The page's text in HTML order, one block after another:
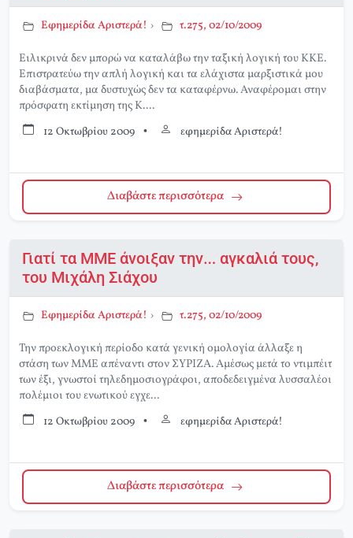
Εφημερίδα Αριστερά! › τ.275, 02/10/2009
Ειλικρινά δεν μπορώ να καταλάβω την ταξική λογική του ΚΚΕ.
Επιστρατεύω την απλή λογική και τα ελάχιστα μαρξιστικά μου
διαβάσματα, μα δυστυχώς δεν τα καταφέρνω. Αναφέρομαι στην
πρόσφατη εκτίμηση της Κ....
12 Οκτωβρίου 2009 • εφημερίδα Αριστερά!
Διαβάστε περισσότερα
Γιατί τα ΜΜΕ άνοιξαν την… αγκαλιά τους,
του Μιχάλη Σιάχου
Εφημερίδα Αριστερά! › τ.275, 02/10/2009
Την προεκλογική περίοδο κατά γενική ομολογία άλλαξε η
στάση των ΜΜΕ απέναντι στον ΣΥΡΙΖΑ. Αμέσως μετά το ντιμπέιτ
των έξι, γνωστοί τηλεδημοσιογράφοι, αποδεδειγμένα λυσσαλέοι
πολέμιοι του ενωτικού εγχε...
12 Οκτωβρίου 2009 • εφημερίδα Αριστερά!
Διαβάστε περισσότερα